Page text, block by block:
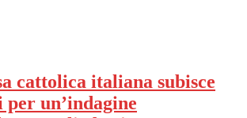
cattolica italiana subisce
per un’indagine